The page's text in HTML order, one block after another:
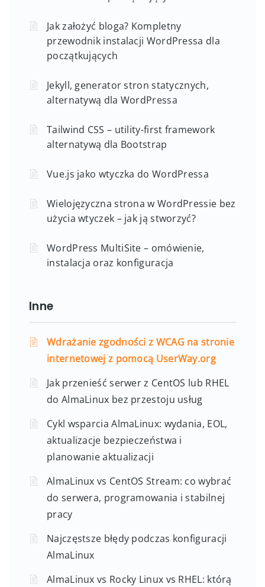
Jak założyć bloga? Kompletny
przewodnik instalacji WordPressa dla
początkujących
Jekyll, generator stron statycznych,
alternatywą dla WordPressa
Tailwind CSS – utility-first framework
alternatywą dla Bootstrap
Vue.js jako wtyczka do WordPressa
Wielojęzyczna strona w WordPressie bez
użycia wtyczek – jak ją stworzyć?
WordPress MultiSite – omówienie,
instalacja oraz konfiguracja
Inne
Wdrażanie zgodności z WCAG na stronie
internetowej z pomocą UserWay.org
Jak przenieść serwer z CentOS lub RHEL
do AlmaLinux bez przestoju usług
Cykl wsparcia AlmaLinux: wydania, EOL,
aktualizacje bezpieczeństwa i
planowanie aktualizacji
AlmaLinux vs CentOS Stream: co wybrać
do serwera, programowania i stabilnej
pracy
Najczęstsze błędy podczas konfiguracji
AlmaLinux
AlmaLinux vs Rocky Linux vs RHEL: którą